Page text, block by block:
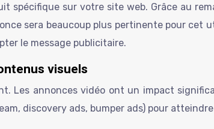
spécifique sur votre site web. Grâce au
sera beaucoup plus pertinente pour cet
le message publicitaire.
visuels
Les annonces vidéo ont un impact
discovery ads, bumper ads) pour